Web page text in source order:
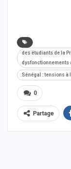
des étudiants de la
dysfonctionnements
Sénégal : tensions à
0
Partage